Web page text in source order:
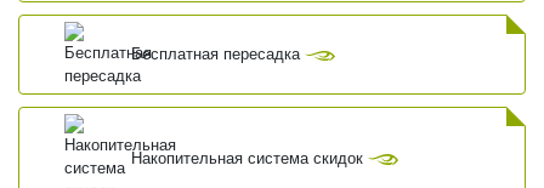
Бесплатная пересадка
Накопительная система скидок